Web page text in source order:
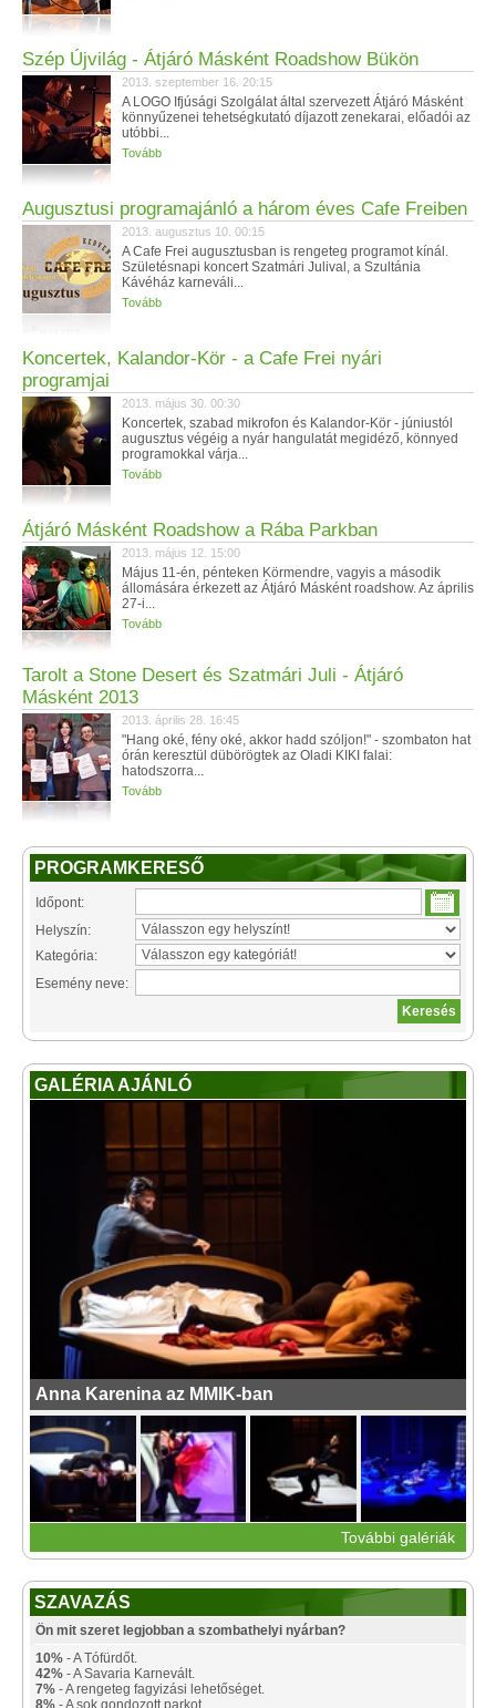
Szép Újvilág - Átjáró Másként Roadshow Bükön
2013. szeptember 16. 20:15
A LOGO Ifjúsági Szolgálat által szervezett Átjáró Másként
könnyűzenei tehetségkutató díjazott zenekarai, előadói az
utóbbi...
Tovább
Augusztusi programajánló a három éves Cafe Freiben
2013. augusztus 10. 00:15
A Cafe Frei augusztusban is rengeteg programot kínál.
Születésnapi koncert Szatmári Julival, a Szultánia
Kávéház karneváli...
Tovább
Koncertek, Kalandor-Kör - a Cafe Frei nyári
programjai
2013. május 30. 00:30
Koncertek, szabad mikrofon és Kalandor-Kör - júniustól
augusztus végéig a nyár hangulatát megidéző, könnyed
programokkal várja...
Tovább
Átjáró Másként Roadshow a Rába Parkban
2013. május 12. 15:00
Május 11-én, pénteken Körmendre, vagyis a második
állomására érkezett az Átjáró Másként roadshow. Az április
27-i...
Tovább
Tarolt a Stone Desert és Szatmári Juli - Átjáró
Másként 2013
2013. április 28. 16:45
"Hang oké, fény oké, akkor hadd szóljon!" - szombaton hat
órán keresztül dübörögtek az Oladi KIKI falai:
hatodszorra...
Tovább
PROGRAMKERESŐ
Időpont:
Helyszín:
Kategória:
Esemény neve:
GALÉRIA AJÁNLÓ
Anna Karenina az MMIK-ban
További galériák
SZAVAZÁS
Ön mit szeret legjobban a szombathelyi nyárban?
10% - A Tófürdőt.
42% - A Savaria Karnevált.
7% - A rengeteg fagyizási lehetőséget.
8% - A sok gondozott parkot.